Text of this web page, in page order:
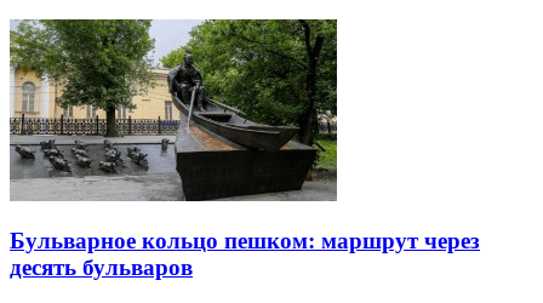
Бульварное кольцо пешком: маршрут через
десять бульваров